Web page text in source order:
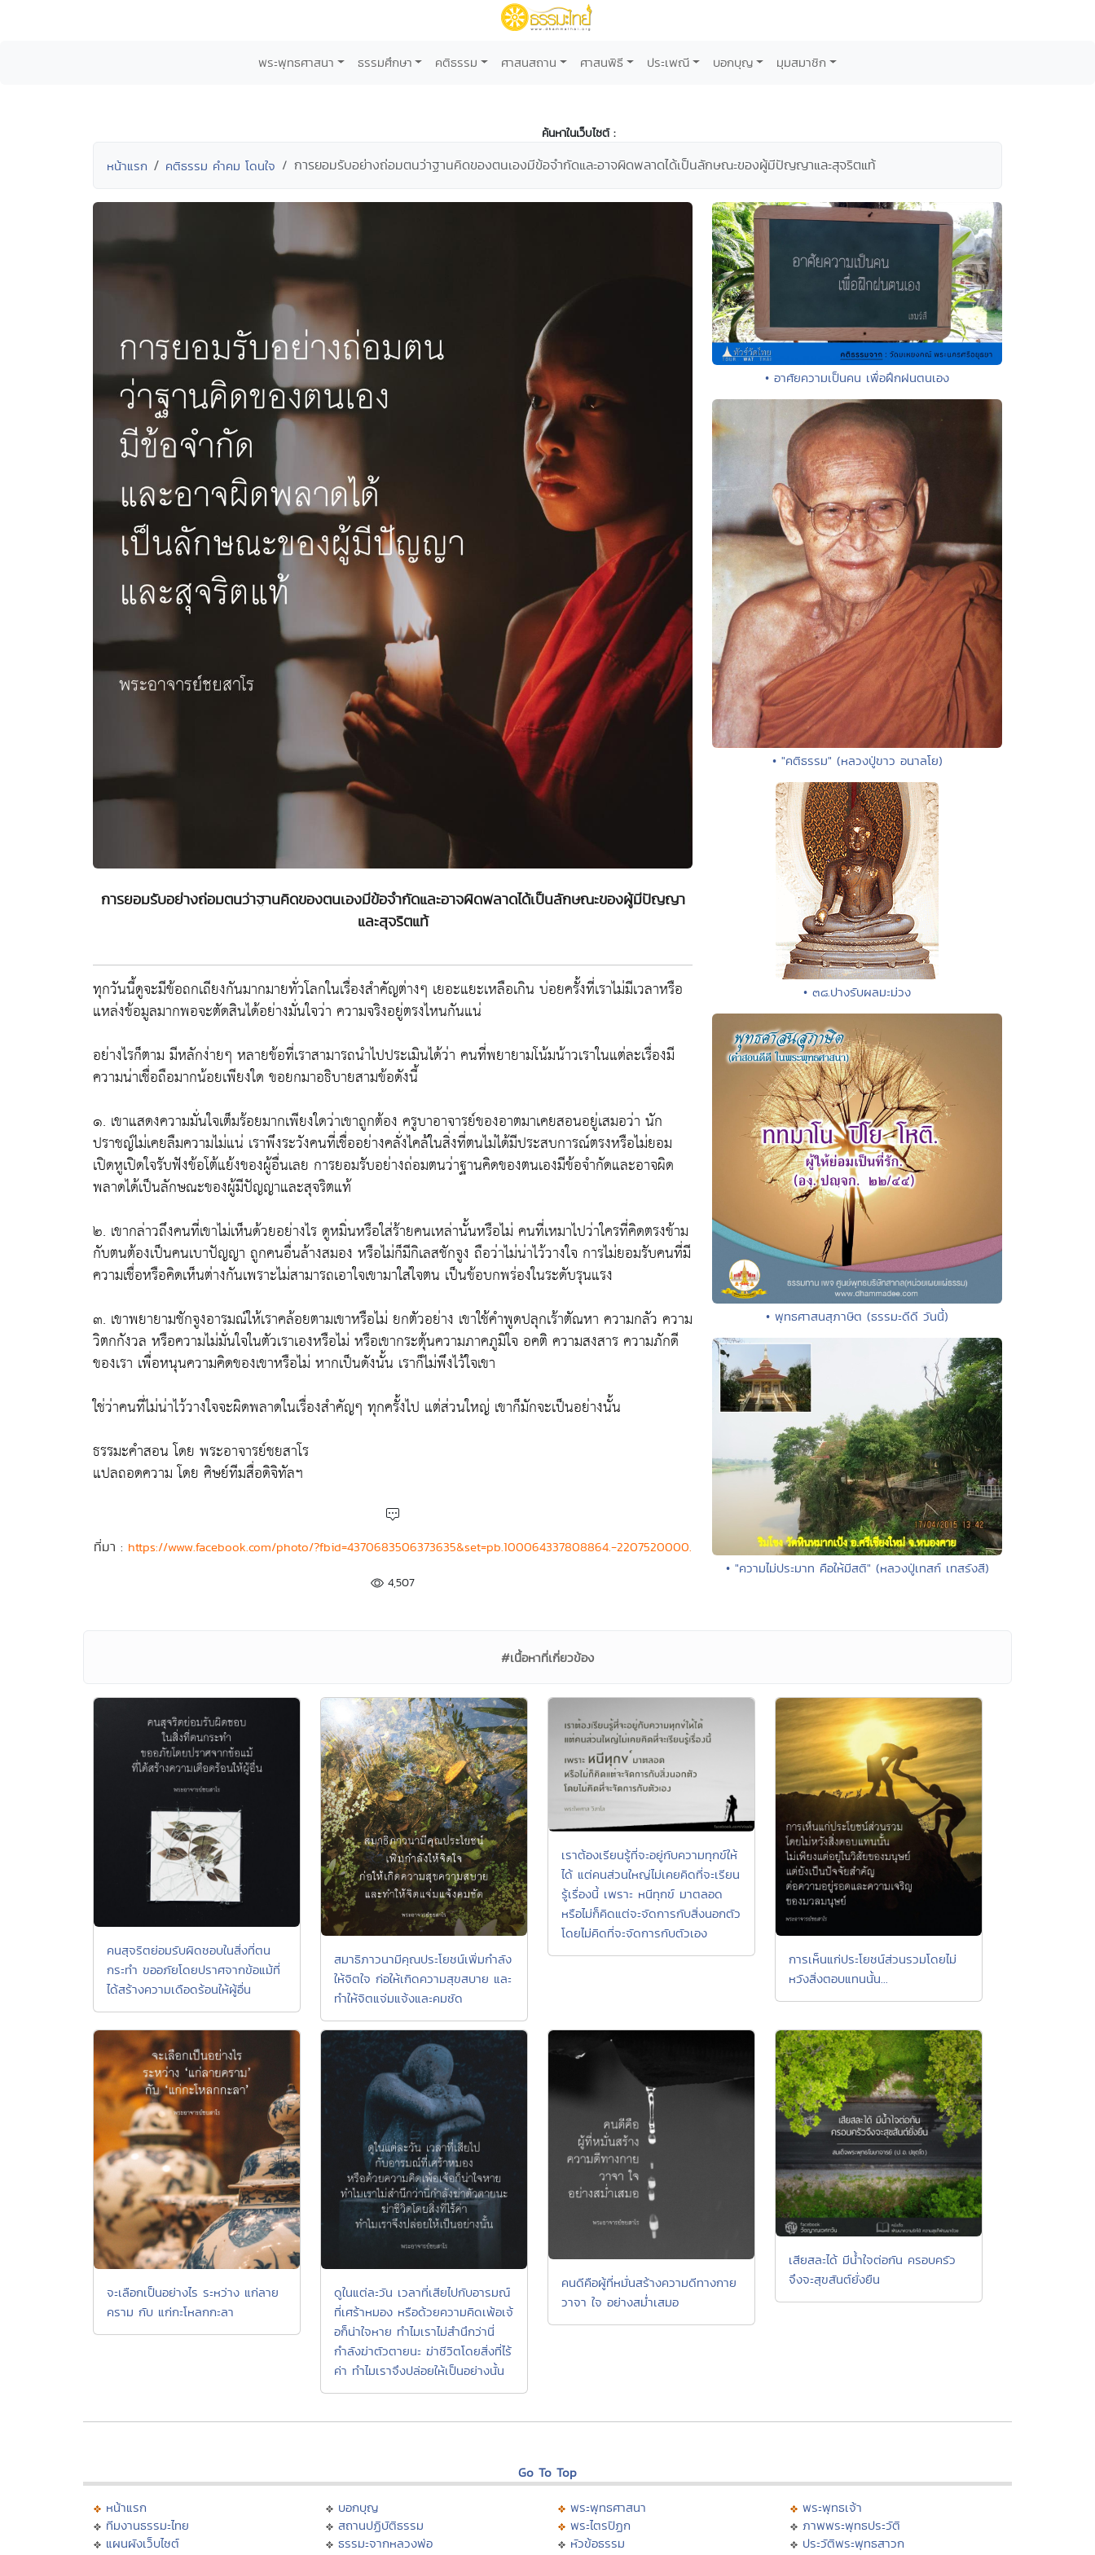
พระพุทธศาสนา ธรรมศึกษา คติธรรม ศาสนสถาน ศาสนพิธี ประเพณี บอกบุญ มุมสมาชิก
ค้นหาในเว็บไซต์ :
หน้าแรก คติธรรม คำคม โดนใจ การยอมรับอย่างถ่อมตนว่าฐานคิดของตนเองมีข้อจำกัดและอาจผิดพลาดได้เป็นลักษณะของผู้มีปัญญาและสุจริตแท้
การยอมรับอย่างถ่อมตนว่าฐานคิดของตนเองมีข้อจำกัดและอาจผิดพลาดได้เป็นลักษณะของผู้มีปัญญา
และสุจริตแท้
ทุกวันนี้ดูจะมีข้อถกเถียงกันมากมายทั่วโลกในเรื่องสำคัญต่างๆ เยอะแยะเหลือเกิน บ่อยครั้งที่เราไม่มีเวลาหรือ
แหล่งข้อมูลมากพอจะตัดสินได้อย่างมั่นใจว่า ความจริงอยู่ตรงไหนกันแน่
อย่างไรก็ตาม มีหลักง่ายๆ หลายข้อที่เราสามารถนำไปประเมินได้ว่า คนที่พยายามโน้มน้าวเราในแต่ละเรื่องมี
ความน่าเชื่อถือมากน้อยเพียงใด ขอยกมาอธิบายสามข้อดังนี้
๑. เขาแสดงความมั่นใจเต็มร้อยมากเพียงใดว่าเขาถูกต้อง ครูบาอาจารย์ของอาตมาเคยสอนอยู่เสมอว่า นัก
ปราชญ์ไม่เคยลืมความไม่แน่ เราพึงระวังคนที่เชื่ออย่างคลั่งไคล้ในสิ่งที่ตนไม่ได้มีประสบการณ์ตรงหรือไม่ยอม
เปิดหูเปิดใจรับฟังข้อโต้แย้งของผู้อื่นเลย การยอมรับอย่างถ่อมตนว่าฐานคิดของตนเองมีข้อจำกัดและอาจผิด
พลาดได้เป็นลักษณะของผู้มีปัญญาและสุจริตแท้
๒. เขากล่าวถึงคนที่เขาไม่เห็นด้วยอย่างไร ดูหมิ่นหรือใส่ร้ายคนเหล่านั้นหรือไม่ คนที่เหมาไปว่าใครที่คิดตรงข้าม
กับตนต้องเป็นคนเบาปัญญา ถูกคนอื่นล้างสมอง หรือไม่ก็มีกิเลสชักจูง ถือว่าไม่น่าไว้วางใจ การไม่ยอมรับคนที่มี
ความเชื่อหรือคิดเห็นต่างกันเพราะไม่สามารถเอาใจเขามาใส่ใจตน เป็นข้อบกพร่องในระดับรุนแรง
๓. เขาพยายามชักจูงอารมณ์ให้เราคล้อยตามเขาหรือไม่ ยกตัวอย่าง เขาใช้คำพูดปลุกเร้าตัณหา ความกลัว ความ
วิตกกังวล หรือความไม่มั่นใจในตัวเราเองหรือไม่ หรือเขากระตุ้นความภาคภูมิใจ อคติ ความสงสาร ความภักดี
ของเรา เพื่อหนุนความคิดของเขาหรือไม่ หากเป็นดังนั้น เราก็ไม่พึงไว้ใจเขา
ใช่ว่าคนที่ไม่น่าไว้วางใจจะผิดพลาดในเรื่องสำคัญๆ ทุกครั้งไป แต่ส่วนใหญ่ เขาก็มักจะเป็นอย่างนั้น
ธรรมะคำสอน โดย พระอาจารย์ชยสาโร
แปลถอดความ โดย ศิษย์ทีมสื่อดิจิทัลฯ
ที่มา : https://www.facebook.com/photo/?fbid=4370683506373635&set=pb.100064337808864.-2207520000.
4,507
• อาศัยความเป็นคน เพื่อฝึกฝนตนเอง
• "คติธรรม" (หลวงปู่ขาว อนาลโย)
• ๓๘.ปางรับผลมะม่วง
• พุทธศาสนสุภาษิต (ธรรมะดีดี วันนี้)
• "ความไม่ประมาท คือให้มีสติ" (หลวงปู่เทสก์ เทสรังสี)
#เนื้อหาที่เกี่ยวข้อง
คนสุจริตย่อมรับผิดชอบในสิ่งที่ตน
กระทำ ขออภัยโดยปราศจากข้อแม้ที่
ได้สร้างความเดือดร้อนให้ผู้อื่น
สมาธิภาวนามีคุณประโยชน์เพิ่มกำลัง
ให้จิตใจ ก่อให้เกิดความสุขสบาย และ
ทำให้จิตแจ่มแจ้งและคมชัด
เราต้องเรียนรู้ที่จะอยู่กับความทุกข์ให้
ได้ แต่คนส่วนใหญ่ไม่เคยคิดที่จะเรียน
รู้เรื่องนี้ เพราะ หนีทุกข์ มาตลอด
หรือไม่ก็คิดแต่จะจัดการกับสิ่งนอกตัว
โดยไม่คิดที่จะจัดการกับตัวเอง
การเห็นแก่ประโยชน์ส่วนรวมโดยไม่
หวังสิ่งตอบแทนนั้น...
จะเลือกเป็นอย่างไร ระหว่าง แก่ลาย
คราม กับ แก่กะโหลกกะลา
ดูในแต่ละวัน เวลาที่เสียไปกับอารมณ์
ที่เศร้าหมอง หรือด้วยความคิดเพ้อเจ้
อก็น่าใจหาย ทำไมเราไม่สำนึกว่านี่
กำลังฆ่าตัวตายนะ ฆ่าชีวิตโดยสิ่งที่ไร้
ค่า ทำไมเราจึงปล่อยให้เป็นอย่างนั้น
คนดีคือผู้ที่หมั่นสร้างความดีทางกาย
วาจา ใจ อย่างสม่ำเสมอ
เสียสละได้ มีน้ำใจต่อกัน ครอบครัว
จึงจะสุขสันต์ยั่งยืน
Go To Top
หน้าแรก
ทีมงานธรรมะไทย
แผนผังเว็บไซต์
บอกบุญ
สถานปฏิบัติธรรม
ธรรมะจากหลวงพ่อ
พระพุทธศาสนา
พระไตรปิฏก
หัวข้อธรรม
พระพุทธเจ้า
ภาพพระพุทธประวัติ
ประวัติพระพุทธสาวก